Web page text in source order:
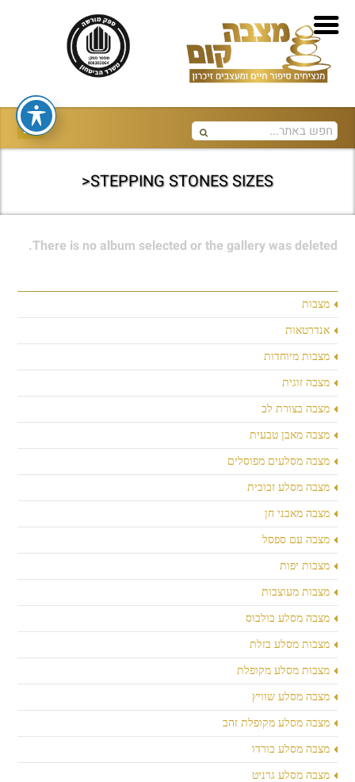
STEPPING STONES SIZES<
מצבות
אנדרטאות
מצבות מיוחדות
מצבה זוגית
מצבה בצורת לב
מצבה מאבן טבעית
מצבה מסלעים מפוסלים
מצבה מסלע זכוכית
מצבה מאבני חן
מצבה עם ספסל
מצבות יפות
מצבות מעוצבות
מצבה מסלע בולבוס
מצבות מסלע בזלת
מצבות מסלע מקופלת
מצבה מסלע שוויץ
מצבה מסלע מקופלת זהב
מצבה מסלע בורדו
מצבה מסלע גרניט
There is no album selected or the gallery was deleted.